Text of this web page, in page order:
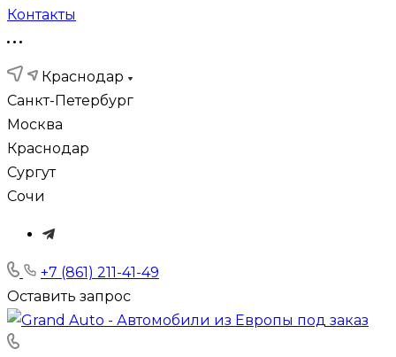
Контакты
Краснодар
Санкт-Петербург
Москва
Краснодар
Сургут
Сочи
+7 (861) 211-41-49
Оставить запрос